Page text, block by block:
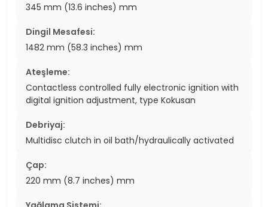
345 mm (13.6 inches) mm
Dingil Mesafesi:
1482 mm (58.3 inches) mm
Ateşleme:
Contactless controlled fully electronic ignition with
digital ignition adjustment, type Kokusan
Debriyaj:
Multidisc clutch in oil bath/hydraulically activated
Çap:
220 mm (8.7 inches) mm